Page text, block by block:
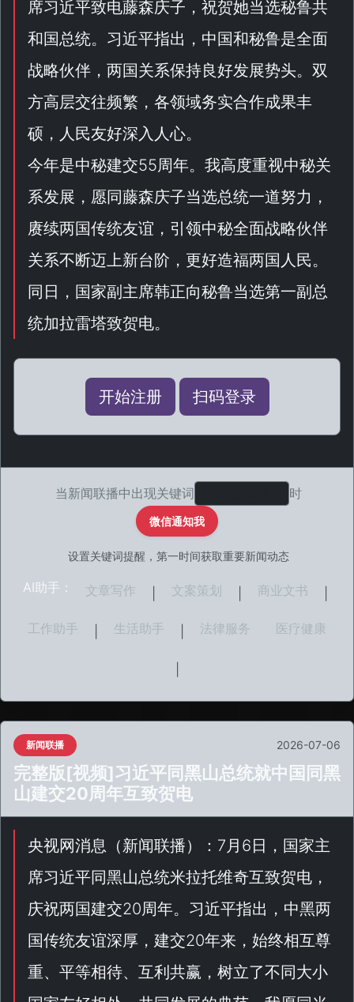
席习近平致电藤森庆子，祝贺她当选秘鲁共
和国总统。习近平指出，中国和秘鲁是全面
战略伙伴，两国关系保持良好发展势头。双
方高层交往频繁，各领域务实合作成果丰
硕，人民友好深入人心。
今年是中秘建交55周年。我高度重视中秘关
系发展，愿同藤森庆子当选总统一道努力，
赓续两国传统友谊，引领中秘全面战略伙伴
关系不断迈上新台阶，更好造福两国人民。
同日，国家副主席韩正向秘鲁当选第一副总
统加拉雷塔致贺电。
开始注册 扫码登录
当新闻联播中出现关键词 时
微信通知我
设置关键词提醒，第一时间获取重要新闻动态
AI助手： 文章写作 文案策划 商业文书
工作助手 生活助手 法律服务 医疗健康
新闻联播 2026-07-06
完整版[视频]习近平同黑山总统就中国同黑
山建交20周年互致贺电
央视网消息（新闻联播）：7月6日，国家主
席习近平同黑山总统米拉托维奇互致贺电，
庆祝两国建交20周年。习近平指出，中黑两
国传统友谊深厚，建交20年来，始终相互尊
重、平等相待、互利共赢，树立了不同大小